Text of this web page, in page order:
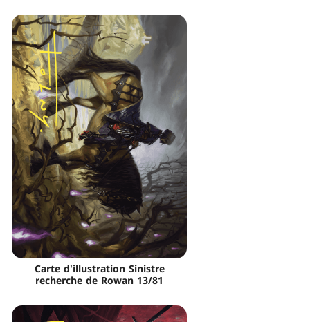
Carte d'illustration Sinistre
recherche de Rowan 13/81